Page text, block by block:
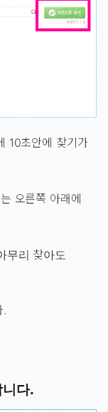
10초안에 찾기가
오른쪽 아래에
무리 찾아도
.
니다.